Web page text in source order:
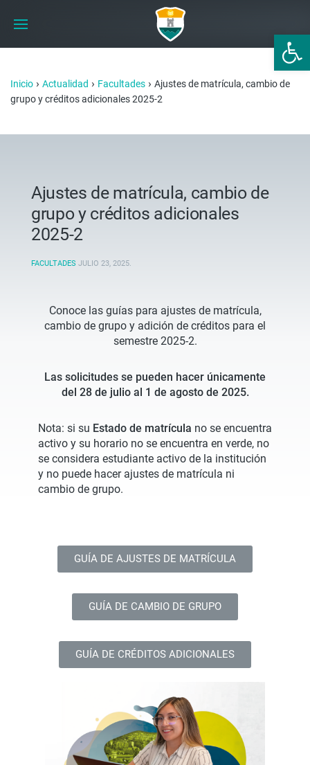
Abrir
Inicio › Actualidad › Facultades › Ajustes de matrícula, cambio de
grupo y créditos adicionales 2025-2
Ajustes de matrícula, cambio de
grupo y créditos adicionales
2025-2
FACULTADES JULIO 23, 2025.
Conoce las guías para ajustes de matrícula,
cambio de grupo y adición de créditos para el
semestre 2025-2.
Las solicitudes se pueden hacer únicamente
del 28 de julio al 1 de agosto de 2025.
Nota: si su Estado de matrícula no se encuentra
activo y su horario no se encuentra en verde, no
se considera estudiante activo de la institución
y no puede hacer ajustes de matrícula ni
cambio de grupo.
GUÍA DE AJUSTES DE MATRÍCULA
GUÍA DE CAMBIO DE GRUPO
GUÍA DE CRÉDITOS ADICIONALES